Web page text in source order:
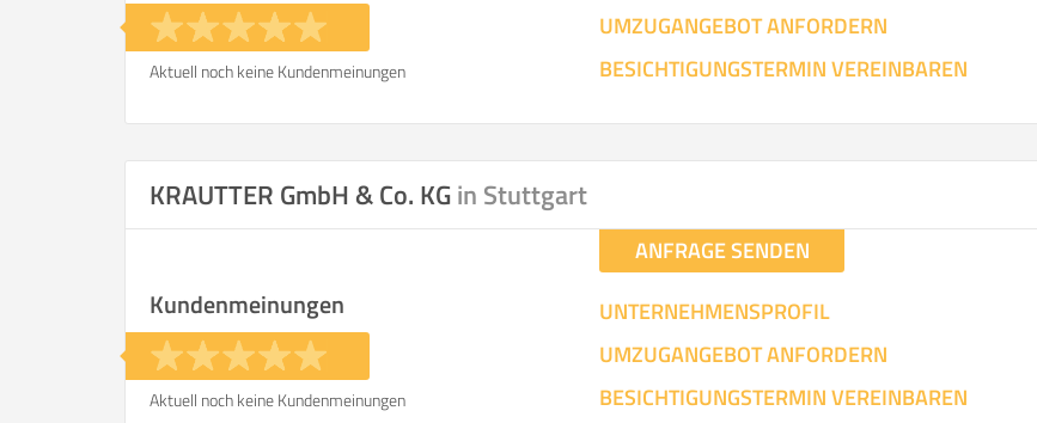
UMZUGANGEBOT ANFORDERN
BESICHTIGUNGSTERMIN VEREINBAREN
Aktuell noch keine Kundenmeinungen
KRAUTTER GmbH & Co. KGin Stuttgart
ANFRAGE SENDEN
UNTERNEHMENSPROFIL
UMZUGANGEBOT ANFORDERN
BESICHTIGUNGSTERMIN VEREINBAREN
Kundenmeinungen
Aktuell noch keine Kundenmeinungen